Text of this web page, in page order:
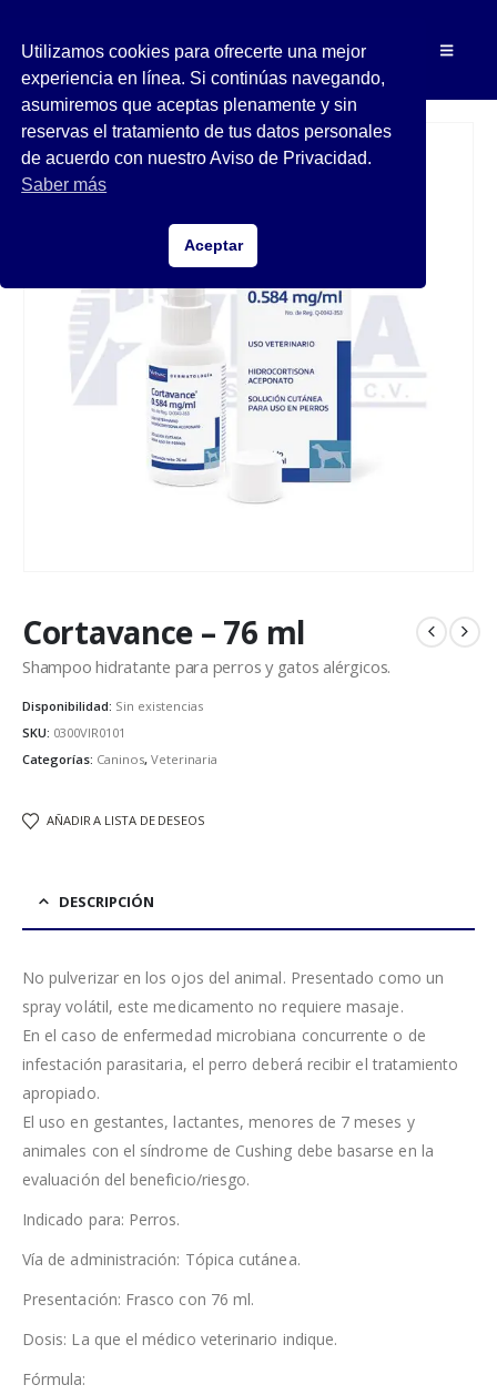
Cortavance – 76 ml
Shampoo hidratante para perros y gatos alérgicos.
Disponibilidad: Sin existencias
SKU: 0300VIR0101
Categorías: Caninos, Veterinaria
AÑADIR A LISTA DE DESEOS
DESCRIPCIÓN
No pulverizar en los ojos del animal. Presentado como un
spray volátil, este medicamento no requiere masaje.
En el caso de enfermedad microbiana concurrente o de
infestación parasitaria, el perro deberá recibir el tratamiento
apropiado.
El uso en gestantes, lactantes, menores de 7 meses y
animales con el síndrome de Cushing debe basarse en la
evaluación del beneficio/riesgo.
Indicado para: Perros.
Vía de administración: Tópica cutánea.
Presentación: Frasco con 76 ml.
Dosis: La que el médico veterinario indique.
Fórmula:
Utilizamos cookies para ofrecerte una mejor
experiencia en línea. Si continúas navegando,
asumiremos que aceptas plenamente y sin
reservas el tratamiento de tus datos personales
de acuerdo con nuestro Aviso de Privacidad.
Saber más
Aceptar